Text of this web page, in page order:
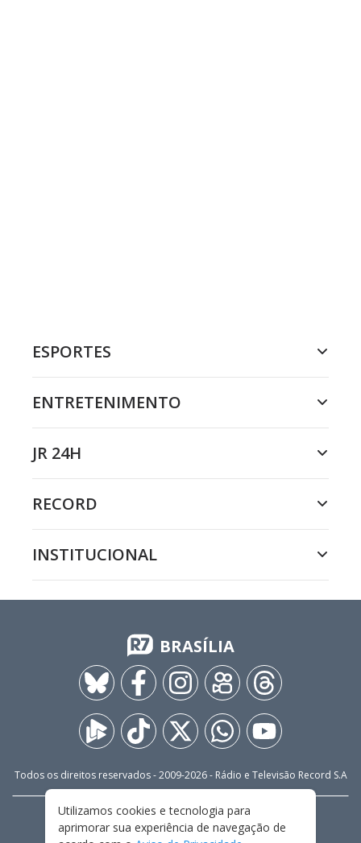
ESPORTES
ENTRETENIMENTO
JR 24H
RECORD
INSTITUCIONAL
BRASÍLIA
Todos os direitos reservados - 2009-2026- Rádio e Televisão Record S.A
FALE CONOSCO
PRIVACIDADE
TERMOS E CONDIÇÕES DE USO
Utilizamos cookies e tecnologia para
aprimorar sua experiência de navegação de